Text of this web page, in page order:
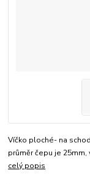
Víčko ploché- na
průměr čepu je 25mm,
celý popis